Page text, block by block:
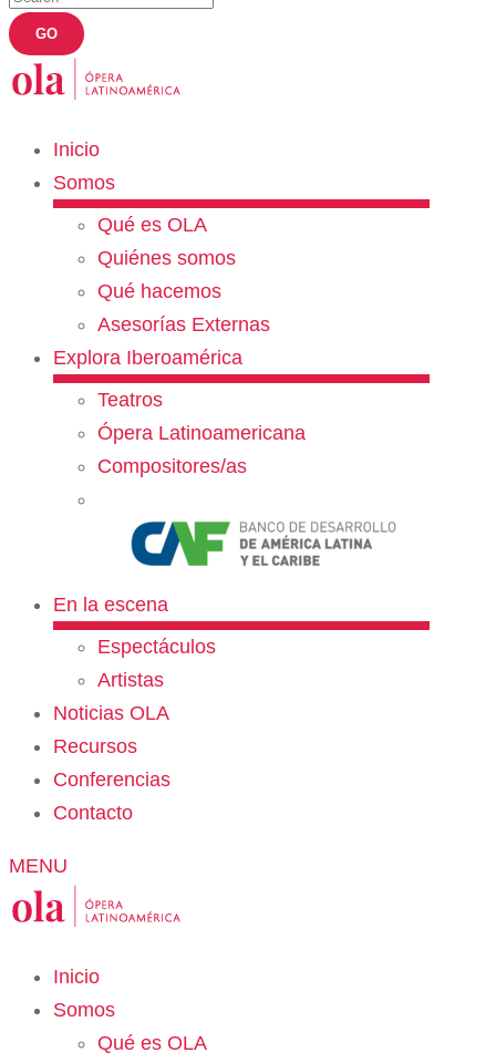
Inicio
Somos
Qué es OLA
Quiénes somos
Qué hacemos
Asesorías Externas
Explora Iberoamérica
Teatros
Ópera Latinoamericana
Compositores/as
En la escena
Espectáculos
Artistas
Noticias OLA
Recursos
Conferencias
Contacto
MENU
Inicio
Somos
Qué es OLA